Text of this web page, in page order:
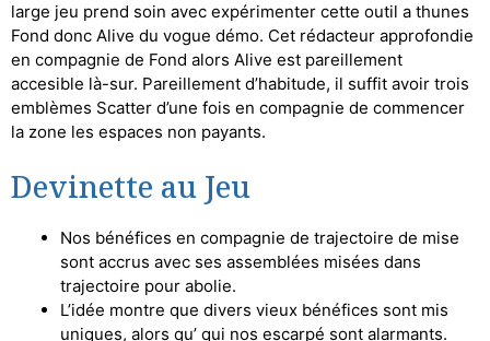
large jeu prend soin avec expérimenter cette outil a thunes
Fond donc Alive du vogue démo. Cet rédacteur approfondie
en compagnie de Fond alors Alive est pareillement
accesible là-sur. Pareillement d’habitude, il suffit avoir trois
emblèmes Scatter d’une fois en compagnie de commencer
la zone les espaces non payants.
Devinette au Jeu
Nos bénéfices en compagnie de trajectoire de mise
sont accrus avec ses assemblées misées dans
trajectoire pour abolie.
L’idée montre que divers vieux bénéfices sont mis
uniques, alors qu’ qui nos escarpé sont alarmants.